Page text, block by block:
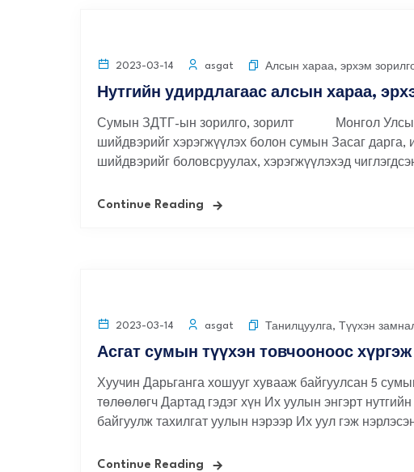
2023-03-14 asgat Алсын хараа, эрхэм
Нутгийн удирдлагаас алсын хараа,
Сумын ЗДТГ-ын зорилго, зорилт Монгол Улсын
шийдвэрийг хэрэгжүүлэх болон сумын Засаг
шийдвэрийг боловсруулах, хэрэгжүүлэхэд
Continue Reading
2023-03-14 asgat Танилцуулга, Түүхэн
Асгат сумын түүхэн товчооноос
Хуучин Дарьганга хошууг хувааж байгуулсан 5
төлөөлөгч Дартад гэдэг хүн Их уулын энгэрт
байгуулж тахилгат уулын нэрээр Их уул гэж
Continue Reading